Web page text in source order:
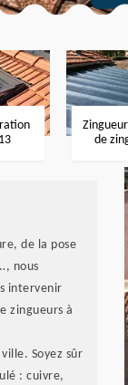
de
de la pose
nous
intervenir
zingueurs à
Soyez sûr
: cuivre,